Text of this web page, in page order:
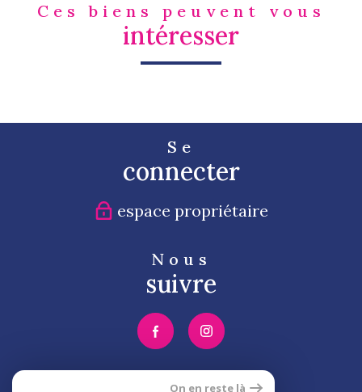
Ces biens peuvent vous
intéresser
Se
connecter
espace propriétaire
Nous
suivre
Nous
On en reste là